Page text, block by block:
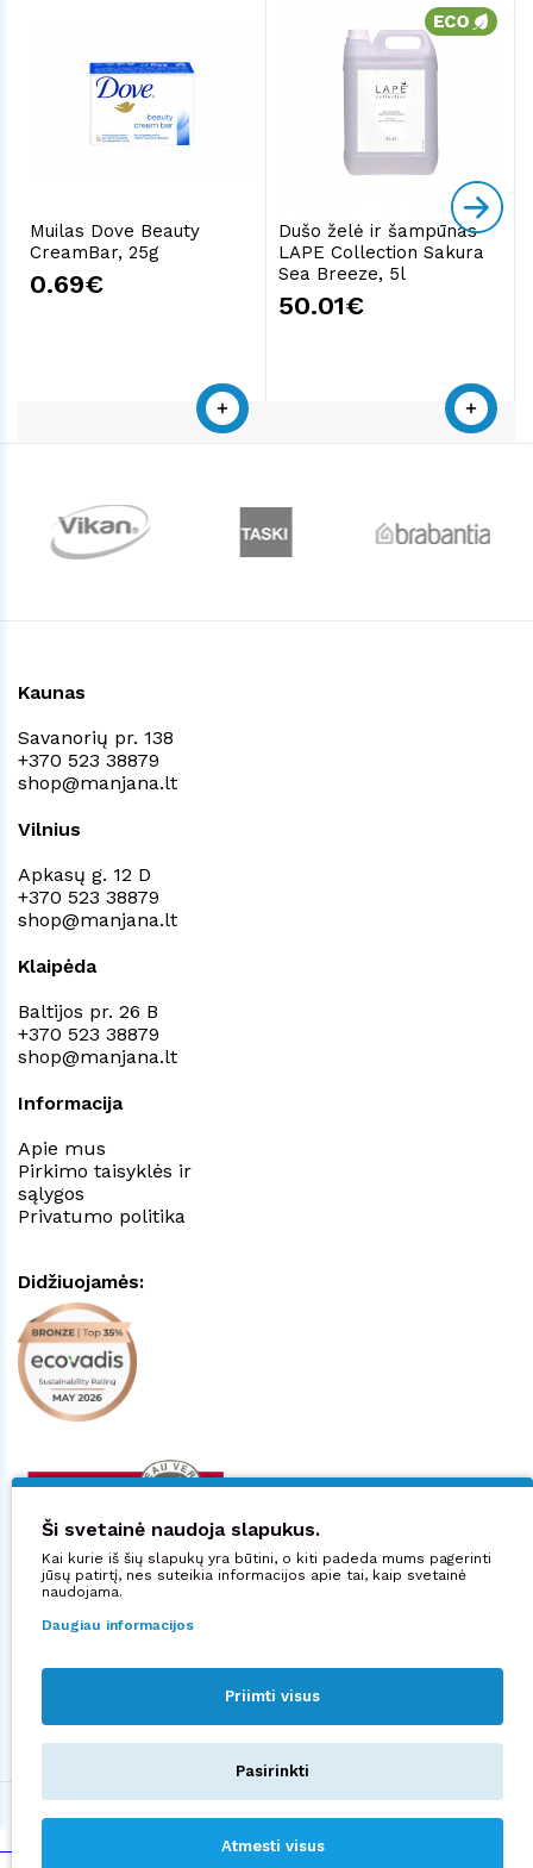
Muilas Dove Beauty
CreamBar, 25g
0.69€
Dušo želė ir šampūnas
LAPE Collection Sakura
Sea Breeze, 5l
50.01€
Kaunas
Savanorių pr. 138
+370 523 38879
shop@manjana.lt
Vilnius
Apkasų g. 12 D
+370 523 38879
shop@manjana.lt
Klaipėda
Baltijos pr. 26 B
+370 523 38879
shop@manjana.lt
Informacija
Apie mus
Pirkimo taisyklės ir
sąlygos
Privatumo politika
Didžiuojamės:
Sekite mus:
©2026 UAB "Manjana".Privatumo politika
NEXINNO.TECH
Ši svetainė naudoja slapukus.
Kai kurie iš šių slapukų yra būtini, o kiti padeda mums pagerinti
jūsų patirtį, nes suteikia informacijos apie tai, kaip svetainė
naudojama.
Daugiau informacijos
Priimti visus
Pasirinkti
Atmesti visus